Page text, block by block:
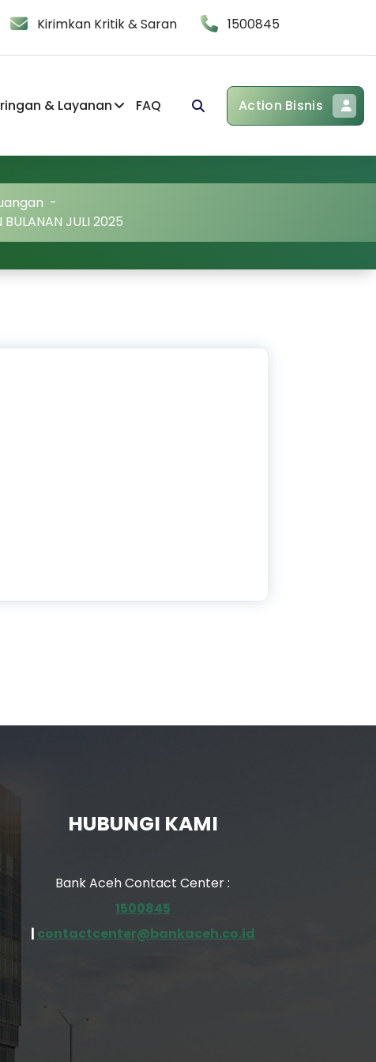
Kirimkan Kritik & Saran 1500845
& Layanan FAQ Action Bisnis
-
BULANAN JULI 2025
HUBUNGI KAMI
Bank Aceh Contact Center :
1500845
| contactcenter@bankaceh.co.id